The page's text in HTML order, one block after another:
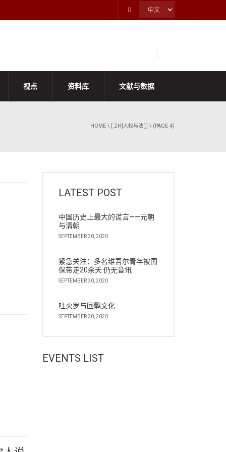
视点 资料库 文献与数据
HOME \ [:ZH]人权与法[:] \ (PAGE 4)
LATEST POST
中国历史上最大的谎言——元朝
与清朝
SEPTEMBER 30, 2020
紧急关注：多名维吾尔青年被国
保带走20余天 仍无音讯
SEPTEMBER 30, 2020
吐火罗与回鹘文化
SEPTEMBER 30, 2020
EVENTS LIST